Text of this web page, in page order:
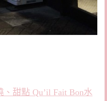
甜點 Qu’il Fait Bon水